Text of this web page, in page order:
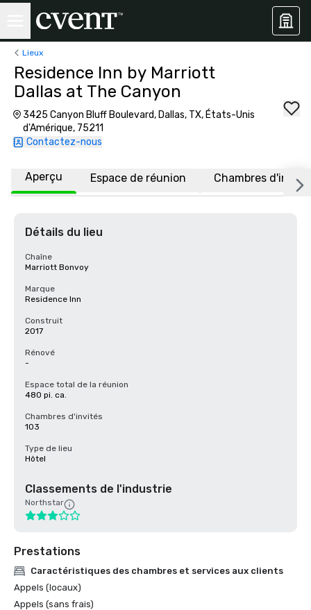
Lieux
Residence Inn by Marriott
Dallas at The Canyon
3425 Canyon Bluff Boulevard, Dallas, TX, États-Unis
d'Amérique, 75211
Contactez-nous
Aperçu Espace de réunion Chambres
Détails du lieu
Chaîne
Marriott Bonvoy
Marque
Residence Inn
Construit
2017
Rénové
-
Espace total de la réunion
480 pi. ca.
Chambres d'invités
103
Type de lieu
Hôtel
Classements de l'industrie
Northstar
Prestations
Caractéristiques des chambres et services aux clients
Appels (locaux)
Appels (sans frais)